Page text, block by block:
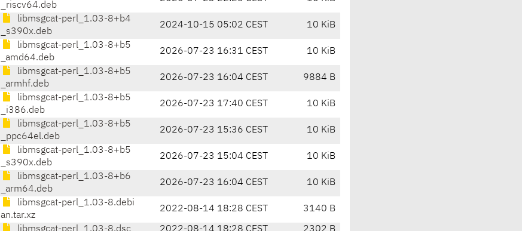
_riscv64.deb
libmsgcat-perl_1.03-8+b4
_s390x.deb
2024-10-15 05:02 CEST 10 KiB
libmsgcat-perl_1.03-8+b5
_amd64.deb
2026-07-23 16:31 CEST 10 KiB
libmsgcat-perl_1.03-8+b5
_armhf.deb
2026-07-23 16:04 CEST 9884 B
libmsgcat-perl_1.03-8+b5
_i386.deb
2026-07-23 17:40 CEST 10 KiB
libmsgcat-perl_1.03-8+b5
_ppc64el.deb
2026-07-23 15:36 CEST 10 KiB
libmsgcat-perl_1.03-8+b5
_s390x.deb
2026-07-23 15:04 CEST 10 KiB
libmsgcat-perl_1.03-8+b6
_arm64.deb
2026-07-23 16:04 CEST 10 KiB
libmsgcat-perl_1.03-8.debi
an.tar.xz
2022-08-14 18:28 CEST 3140 B